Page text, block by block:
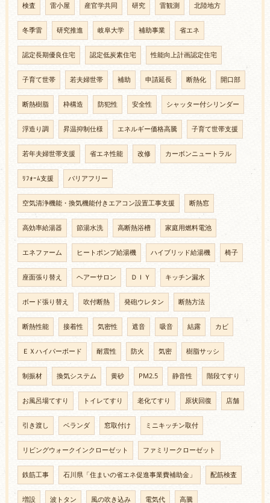
検査 雷小屋 産官学共同 研究 雷観測 北陸地方
冬季雷 研究推進 岐阜大学 補助事業 省エネ
認定長期優良住宅 認定低炭素住宅 性能向上計画認定住宅
子育て世帯 若夫婦世帯 補助 申請延長 断熱化 開口部
断熱樹脂 枠構造 防犯性 安全性 シャッター付シリンダー
浮造り調 昇温抑制仕様 エネルギー価格高騰 子育て世帯支援
若年夫婦世帯支援 省エネ性能 改修 カーボンニュートラル
ﾘﾌｫｰﾑ支援 バリアフリー
空気清浄機能・換気機能付きエアコン設置工事支援 断熱窓
高効率給湯器 節湯水洗 高断熱浴槽 家庭用燃料電池
エネファーム ヒートポンプ給湯機 ハイブリッド給湯機 椅子
座面張り替え ヘアーサロン ＤＩＹ キッチン漏水
ボード張り替え 吹付断熱 発砲ウレタン 断熱方法
断熱性能 接着性 気密性 遮音 吸音 結露 カビ
ＥＸハイパーボード 耐震性 防火 気密 樹脂サッシ
制振材 換気システム 黄砂 PM2.5 静音性 階段てすり
お風呂場てすり トイレてすり 老化てすり 原状回復 店舗
引き渡し ベランダ 窓取付け ミニキッチン取付
リビングウォークインクローゼット ファミリークローゼット
鉄筋工事 石川県「住まいの省エネ促進事業費補助金」 配筋検査
増設 波トタン 風の吹き込み 電気代 高騰